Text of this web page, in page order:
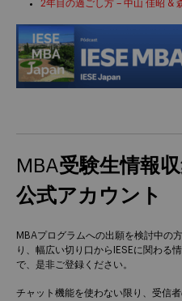
2年目の過ごし方 – 中山 佳昭 &
MBA受験生情報
公式アカウント
MBAプログラムへの出願を検討中の方
り、幅広い切り口からIESEに関わる
で、是非ご登録ください。
チャット機能を使わない限り、受信